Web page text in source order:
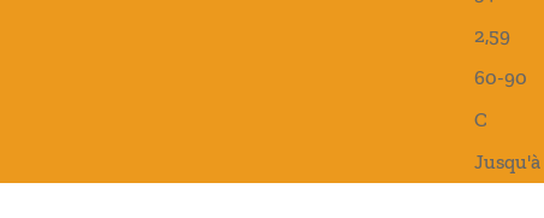
2,59
60-90
C
Jusqu'à